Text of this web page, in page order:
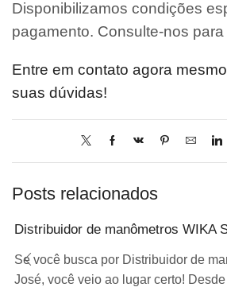
Disponibilizamos condições
pagamento. Consulte-nos
Entre em contato agora
suas dúvidas!
Posts relacionados
Distribuidor de manômetros WIKA
Se você busca por Distribuidor de
José, você veio ao lugar certo!